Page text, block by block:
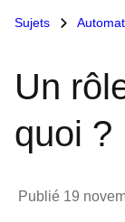
Sujets
Un
quoi ?
Publié 19